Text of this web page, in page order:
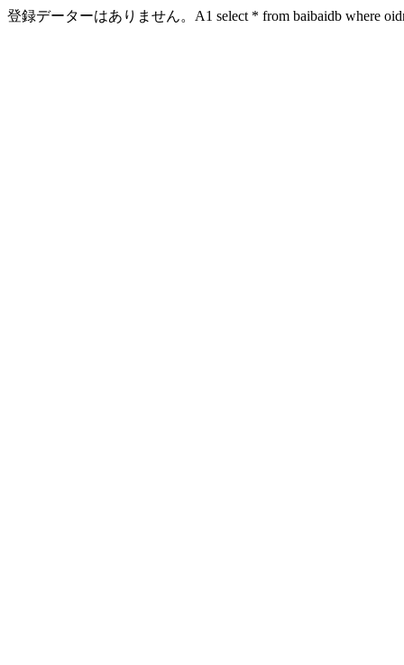
登録データーはありません。A1 select * from baibaidb where